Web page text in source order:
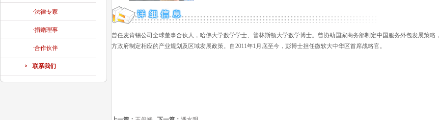
·法律专家
·捐赠理事
·合作伙伴
联系我们
曾任麦肯锡公司全球董事合伙人，哈佛大学数学学士、普林斯顿大学数学博士。曾协助国家商务部制定中国服务外包发展策略
方政府制定相应的产业规划及区域发展政策。自2011年1月底至今，彭博士担任微软大中华区首席战略官。